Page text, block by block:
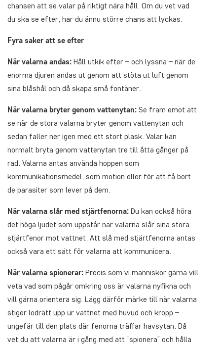
chansen att se valar på riktigt nära håll. Om du vet vad
du ska se efter, har du ännu större chans att lyckas.
Fyra saker att se efter
När valarna andas: Håll utkik efter – och lyssna – när de
enorma djuren andas ut genom att stöta ut luft genom
sina blåshål och då skapa små fontäner.
När valarna bryter genom vattenytan: Se fram emot att
se när de stora valarna bryter genom vattenytan och
sedan faller ner igen med ett stort plask. Valar kan
normalt bryta genom vattenytan tre till åtta gånger på
rad. Valarna antas använda hoppen som
kommunikationsmedel, som motion eller för att få bort
de parasiter som lever på dem.
När valarna slår med stjärtfenorna: Du kan också höra
det höga ljudet som uppstår när valarna slår sina stora
stjärtfenor mot vattnet. Att slå med stjärtfenorna antas
också vara ett sätt för valarna att kommunicera.
När valarna spionerar: Precis som vi människor gärna vill
veta vad som pågår omkring oss är valarna nyfikna och
vill gärna orientera sig. Lägg därför märke till när valarna
stiger lodrätt upp ur vattnet med huvud och kropp –
ungefär till den plats där fenorna träffar havsytan. Då
vet du att valarna är i gång med att ”spionera” och hålla